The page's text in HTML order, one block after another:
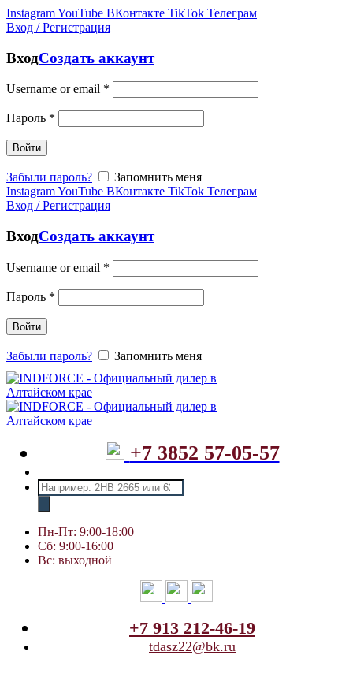
InstagramYouTube ВКонтакте TikTok Телеграм
Вход / Регистрация
ВходСоздать аккаунт
Username or email *
Пароль *
Войти
Забыли пароль?
Запомнить меня
InstagramYouTube ВКонтакте TikTok Телеграм
Вход / Регистрация
ВходСоздать аккаунт
Username or email *
Пароль *
Войти
Забыли пароль? Запомнить меня
+7 3852 57-05-57
Поиск
товаров
Пн-Пт: 9:00-18:00
Сб: 9:00-16:00
Вс: выходной
+7 913 212-46-19
tdasz22@bk.ru